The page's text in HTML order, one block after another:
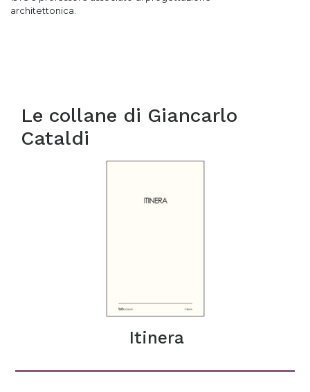
architettonica.
Le collane di Giancarlo
Cataldi
Itinera